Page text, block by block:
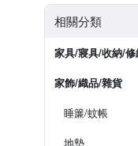
相關分類
家具/寢具/收納/修
家飾/織品/雜貨
睡簾/蚊帳
地墊